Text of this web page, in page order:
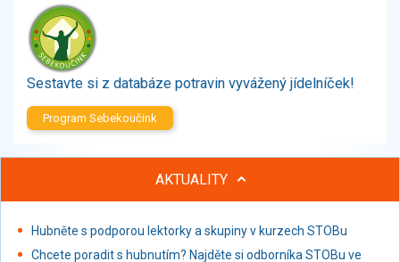
Sestavte si z databáze potravin vyvážený jídelníček!
Program Sebekoučink
AKTUALITY
Hubněte s podporou lektorky a skupiny v kurzech STOBu
Chcete poradit s hubnutím? Najděte si odborníka STOBu ve